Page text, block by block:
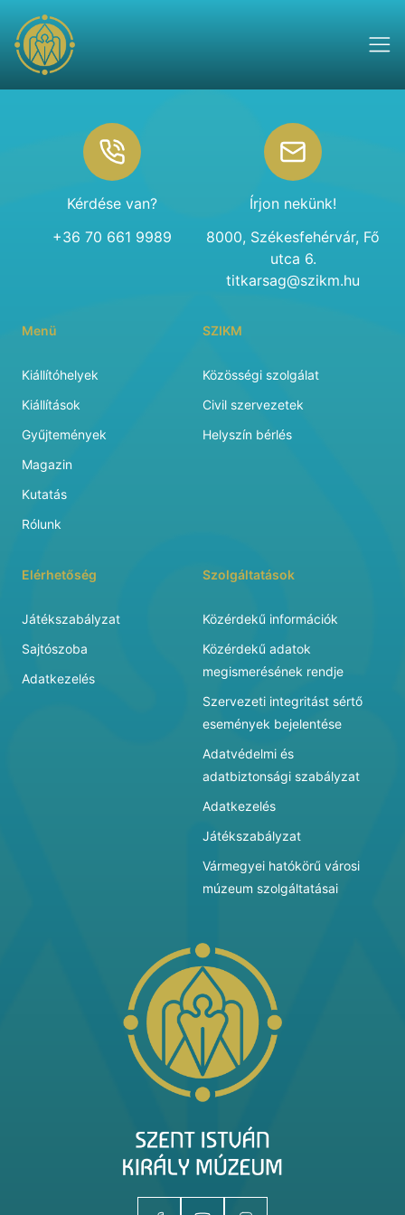
Kérdése van?
+36 70 661 9989
Írjon nekünk!
8000, Székesfehérvár, Fő
utca 6.
titkarsag@szikm.hu
Menü
Kiállítóhelyek
Kiállítások
Gyűjtemények
Magazin
Kutatás
Rólunk
SZIKM
Közösségi szolgálat
Civil szervezetek
Helyszín bérlés
Elérhetőség
Játékszabályzat
Sajtószoba
Adatkezelés
Szolgáltatások
Közérdekű információk
Közérdekű adatok
megismerésének rendje
Szervezeti integritást sértő
események bejelentése
Adatvédelmi és
adatbiztonsági szabályzat
Adatkezelés
Játékszabályzat
Vármegyei hatókörű városi
múzeum szolgáltatásai